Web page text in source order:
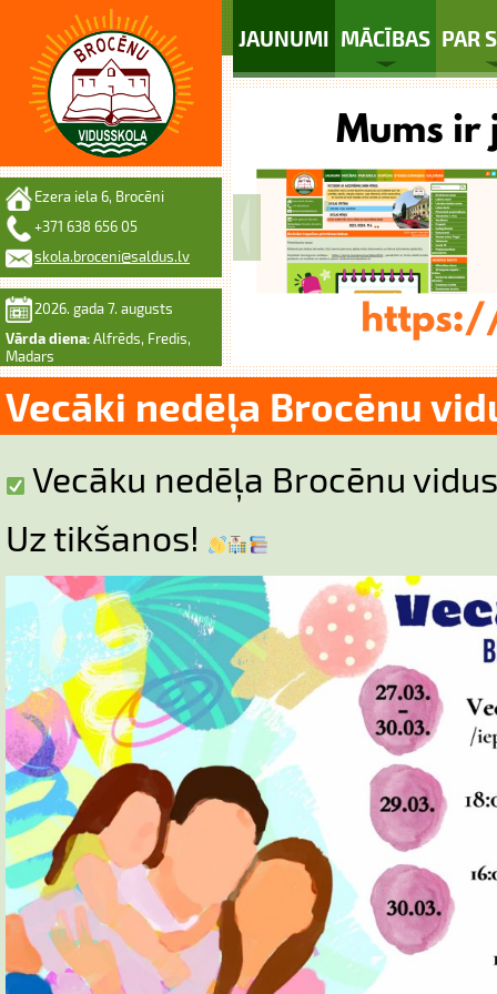
JAUNUMI MĀCĪBAS PAR
Ezera iela 6, Brocēni
+371 638 656 05
skola.broceni@saldus.lv
2026. gada 7. augusts
Vārda diena: Alfrēds, Fredis,
Madars
Vecāki nedēļa Brocēnu
Vecāku nedēļa Brocēnu
Uz tikšanos!